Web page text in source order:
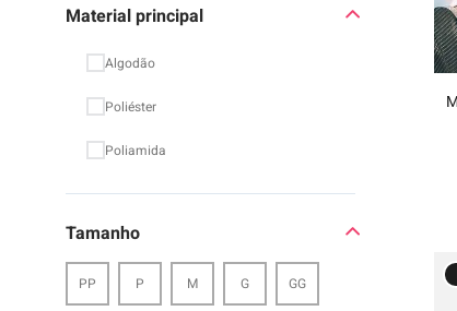
Material principal
Algodão
Poliéster
Poliamida
Tamanho
PP P M G GG